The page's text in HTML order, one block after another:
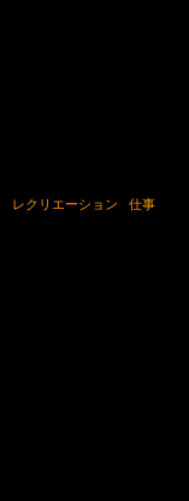
レクリエーション
仕事